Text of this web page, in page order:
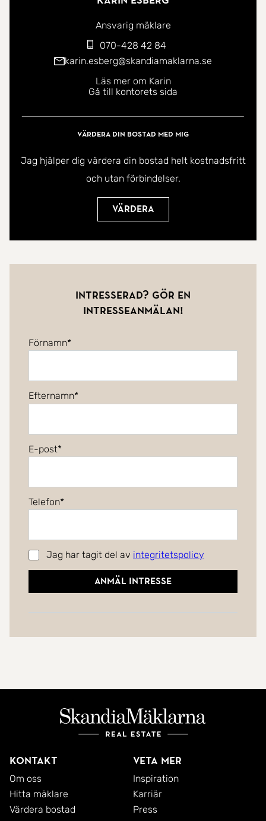
Ansvarig mäklare
070-428 42 84
karin.esberg@skandiamaklarna.se
Läs mer om Karin
Gå till kontorets sida
Värdera din bostad med mig
Jag hjälper dig värdera din bostad helt kostnadsfritt
och utan förbindelser.
Värdera
Intresserad? Gör en
intresseanmälan!
Förnamn
Efternamn
E-post
Telefon
Jag har tagit del av integritetspolicy
Anmäl intresse
Kontakt
Om oss
Hitta mäklare
Värdera bostad
Veta mer
Inspiration
Karriär
Press